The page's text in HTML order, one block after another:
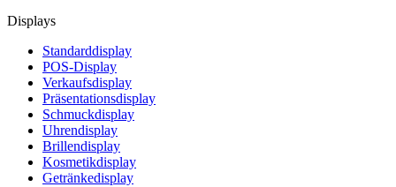
Displays
Standarddisplay
POS-Display
Verkaufsdisplay
Präsentationsdisplay
Schmuckdisplay
Uhrendisplay
Brillendisplay
Kosmetikdisplay
Getränkedisplay